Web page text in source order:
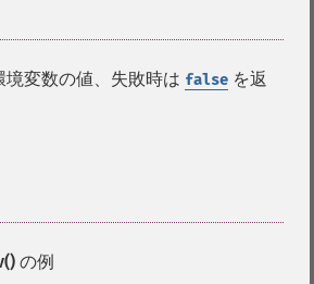
境変数の値、失敗時は false を返
の例